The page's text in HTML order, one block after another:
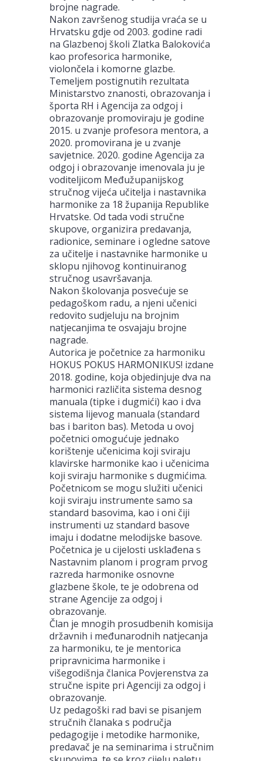
brojne nagrade.
Nakon završenog studija vraća se u
Hrvatsku gdje od 2003. godine radi
na Glazbenoj školi Zlatka Balokovića
kao profesorica harmonike,
violončela i komorne glazbe.
Temeljem postignutih rezultata
Ministarstvo znanosti, obrazovanja i
športa RH i Agencija za odgoj i
obrazovanje promoviraju je godine
2015. u zvanje profesora mentora, a
2020. promovirana je u zvanje
savjetnice. 2020. godine Agencija za
odgoj i obrazovanje imenovala ju je
voditeljicom Međužupanijskog
stručnog vijeća učitelja i nastavnika
harmonike za 18 županija Republike
Hrvatske. Od tada vodi stručne
skupove, organizira predavanja,
radionice, seminare i ogledne satove
za učitelje i nastavnike harmonike u
sklopu njihovog kontinuiranog
stručnog usavršavanja.
Nakon školovanja posvećuje se
pedagoškom radu, a njeni učenici
redovito sudjeluju na brojnim
natjecanjima te osvajaju brojne
nagrade.
Autorica je početnice za harmoniku
HOKUS POKUS HARMONIKUS! izdane
2018. godine, koja objedinjuje dva na
harmonici različita sistema desnog
manuala (tipke i dugmići) kao i dva
sistema lijevog manuala (standard
bas i bariton bas). Metoda u ovoj
početnici omogućuje jednako
korištenje učenicima koji sviraju
klavirske harmonike kao i učenicima
koji sviraju harmonike s dugmićima.
Početnicom se mogu služiti učenici
koji sviraju instrumente samo sa
standard basovima, kao i oni čiji
instrumenti uz standard basove
imaju i dodatne melodijske basove.
Početnica je u cijelosti usklađena s
Nastavnim planom i program prvog
razreda harmonike osnovne
glazbene škole, te je odobrena od
strane Agencije za odgoj i
obrazovanje.
Član je mnogih prosudbenih komisija
državnih i međunarodnih natjecanja
za harmoniku, te je mentorica
pripravnicima harmonike i
višegodišnja članica Povjerenstva za
stručne ispite pri Agenciji za odgoj i
obrazovanje.
Uz pedagoški rad bavi se pisanjem
stručnih članaka s područja
pedagogije i metodike harmonike,
predavač je na seminarima i stručnim